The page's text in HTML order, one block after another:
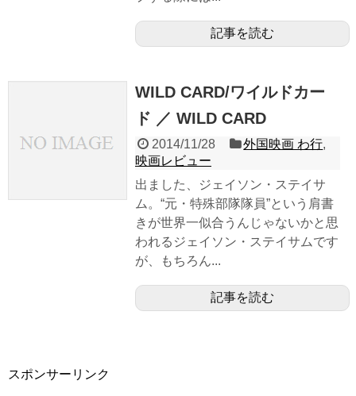
記事を読む
WILD CARD/ワイルドカー
ド ／ WILD CARD
2014/11/28 外国映画 わ行,
映画レビュー
出ました、ジェイソン・ステイサ
ム。“元・特殊部隊隊員”という肩書
きが世界一似合うんじゃないかと思
われるジェイソン・ステイサムです
が、もちろん...
記事を読む
スポンサーリンク